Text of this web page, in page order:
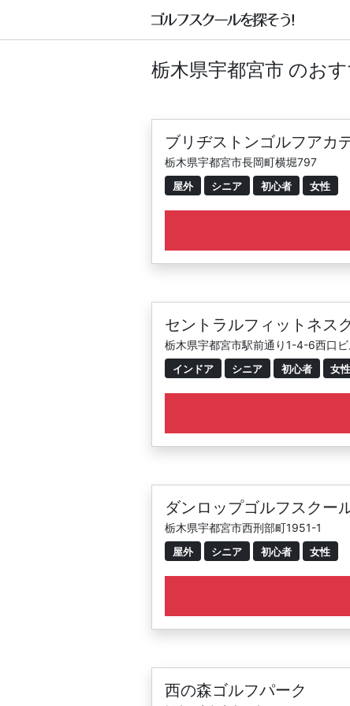
栃木県宇都宮市 のお
ブリヂストンゴルフアカ
栃木県宇都宮市長岡町横堀797
屋外 シニア 初心者 女性
セントラルフィットネス
栃木県宇都宮市駅前通り1-4-6西口
インドア シニア 初心者 女性
ダンロップゴルフスクー
栃木県宇都宮市西刑部町1951-1
屋外 シニア 初心者 女性
西の森ゴルフパーク